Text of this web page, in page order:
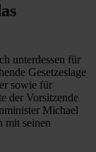
unterdessen für
Gesetzeslage
sowie für
der Vorsitzende
Michael
mit seinen